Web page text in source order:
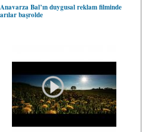
Anavarza Bal’ın duygusal reklam filminde
arılar başrolde